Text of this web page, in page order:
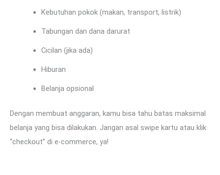
Kebutuhan pokok (makan, transport, listrik)
Tabungan dan dana darurat
Cicilan (jika ada)
Hiburan
Belanja opsional
Dengan membuat anggaran, kamu bisa tahu batas maksimal
belanja yang bisa dilakukan. Jangan asal swipe kartu atau klik
“checkout” di e-commerce, ya!